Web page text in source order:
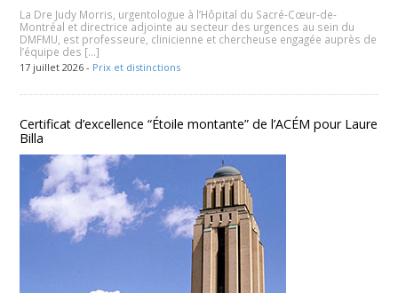
La Dre Judy Morris, urgentologue à l’Hôpital du Sacré-Cœur-de-
Montréal et directrice adjointe au secteur des urgences au sein du
DMFMU, est professeure, clinicienne et chercheuse engagée auprès de
l’équipe des […]
17 juillet 2026 - Prix et distinctions
Certificat d’excellence “Étoile montante” de l’ACÉM pour Laure
Billa